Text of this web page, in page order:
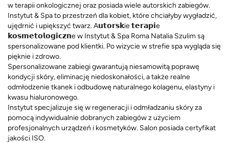
w terapii onkologicznej oraz posiada wiele autorskich zabiegów.
Instytut & Spa to przestrzeń dla kobiet, które chciałyby wygładzić,
ujędrnić i upiększyć twarz. A𝘂𝘁𝗼𝗿𝘀𝗸ie 𝘁𝗲𝗿𝗮𝗽𝗶e
𝗸𝗼𝘀𝗺𝗲𝘁𝗼𝗹𝗼𝗴𝗶𝗰𝘇𝗻e w Instytut & Spa Roma Natalia Szulim są
spersonalizowane pod klientki. Po wizycie w strefie spa wygląda się
pięknie i zdrowo.
Spersonalizowane zabiegi gwarantują niesamowitą poprawę
kondycji skóry, eliminację niedoskonałości, a także realne
odmłodzenie tkanek i odbudowę naturalnego kolagenu, elastyny i
kwasu hialuronowego.
Instytut specjalizuje się w regeneracji i odmładzaniu skóry za
pomocą indywidualnie dobranych zabiegów z użyciem
profesjonalnych urządzeń i kosmetyków. Salon posiada certyfikat
jakości ISO.